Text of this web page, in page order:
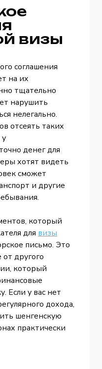
визы
соглашения
на их
тщательно
нарушить
нелегально.
отсеять таких
денег для
хотят видеть
сможет
и другие
который
для визы
письмо. Это
другого
который
Если у вас нет
дохода,
шенгенскую
практически